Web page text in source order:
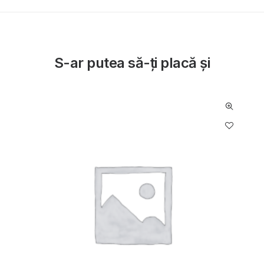
S-ar putea să-ți placă și